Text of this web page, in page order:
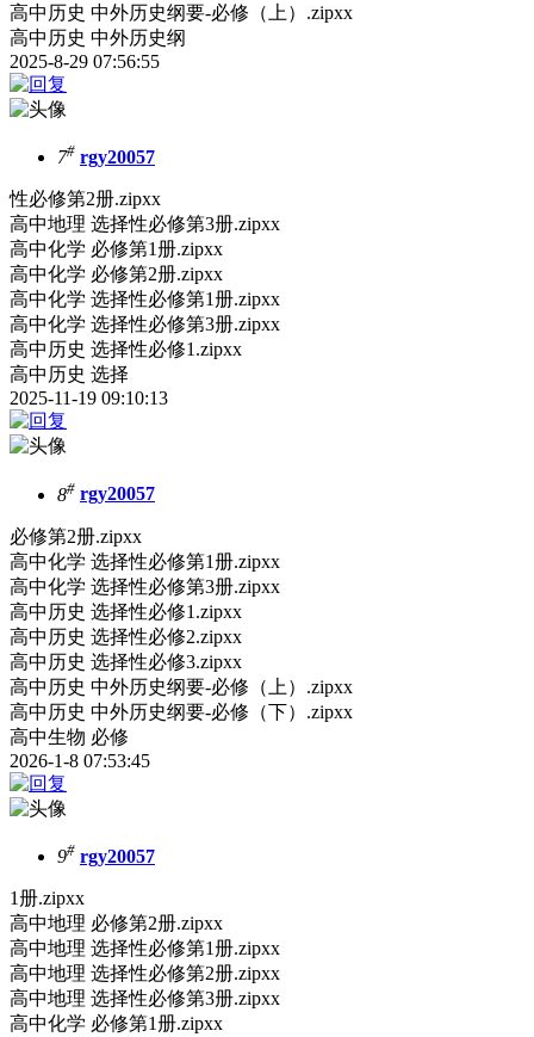
高中历史 中外历史纲要-必修（上）.zipxx
高中历史 中外历史纲
2025-8-29 07:56:55
7# rgy20057
性必修第2册.zipxx
高中地理 选择性必修第3册.zipxx
高中化学 必修第1册.zipxx
高中化学 必修第2册.zipxx
高中化学 选择性必修第1册.zipxx
高中化学 选择性必修第3册.zipxx
高中历史 选择性必修1.zipxx
高中历史 选择
2025-11-19 09:10:13
8# rgy20057
必修第2册.zipxx
高中化学 选择性必修第1册.zipxx
高中化学 选择性必修第3册.zipxx
高中历史 选择性必修1.zipxx
高中历史 选择性必修2.zipxx
高中历史 选择性必修3.zipxx
高中历史 中外历史纲要-必修（上）.zipxx
高中历史 中外历史纲要-必修（下）.zipxx
高中生物 必修
2026-1-8 07:53:45
9# rgy20057
1册.zipxx
高中地理 必修第2册.zipxx
高中地理 选择性必修第1册.zipxx
高中地理 选择性必修第2册.zipxx
高中地理 选择性必修第3册.zipxx
高中化学 必修第1册.zipxx